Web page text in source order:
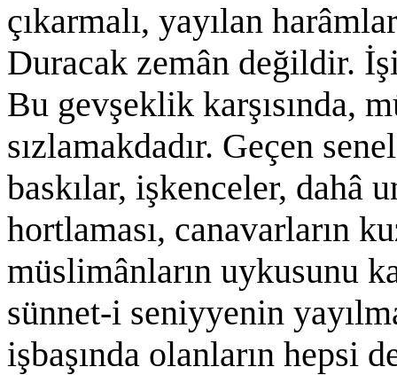
çıkarmalı, yayılan
Duracak zemân değildir.
Bu gevşeklik karşısında,
sızlamakdadır. Geçen
baskılar, işkenceler, dahâ
hortlaması, canavarların
müslimânların uykusunu
sünnet-i seniyyenin
işbaşında olanların hepsi